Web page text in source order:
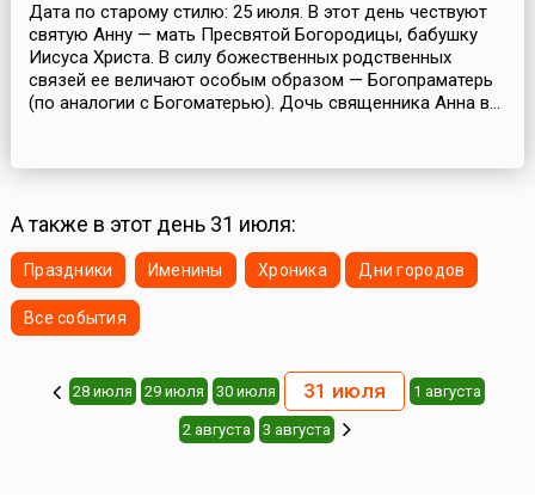
Дата по старому стилю: 25 июля. В этот день чествуют
святую Анну — мать Пресвятой Богородицы, бабушку
Иисуса Христа. В силу божественных родственных
связей ее величают особым образом — Богопраматерь
(по аналогии с Богоматерью). Дочь священника Анна в...
А также в этот день 31 июля:
Праздники Именины Хроника Дни городов
Все события
28 июля 29 июля 30 июля 31 июля 1 августа
2 августа 3 августа